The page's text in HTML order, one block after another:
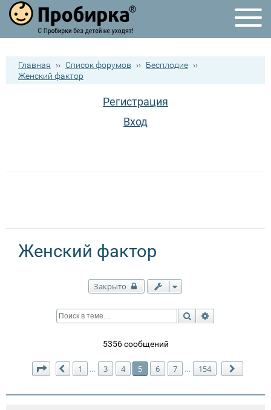
Главная ›› Список форумов ›› Бесплодие ››
Женский фактор
Регистрация
Вход
Женский фактор
Закрыто
Поиск
5356 сообщений
Страница 5из 154
Пред.
1 … 3 4 5 6 7 … 154